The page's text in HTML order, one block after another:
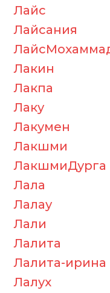
Лайс
Лайсания
Лакин
Лакпа
Лаку
Лакумен
Лакшми
ЛакшмиДурга
Лала
Лалау
Лали
Лалита
Лалита-ирина
Лалух